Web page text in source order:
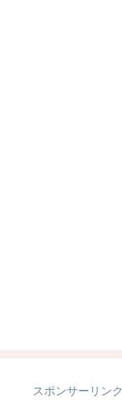
スポンサーリンク